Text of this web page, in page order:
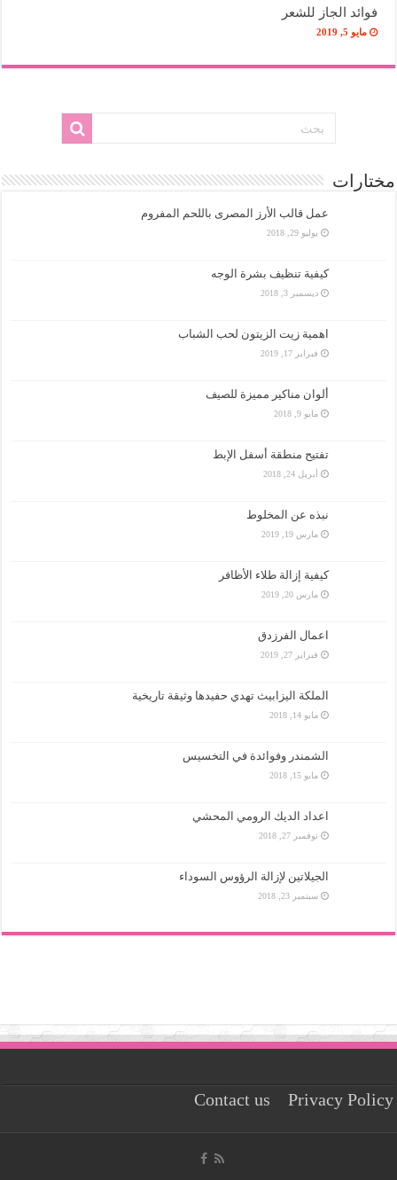
فوائد الجاز للشعر
مايو 5, 2019
مختارات
عمل قالب الأرز المصرى باللحم المفروم
يوليو 29, 2018
كيفية تنظيف بشرة الوجه
ديسمبر 3, 2018
اهمية زيت الزيتون لحب الشباب
فبراير 17, 2019
ألوان مناكير مميزة للصيف
مايو 9, 2018
تفتيح منطقة أسفل الإبط
أبريل 24, 2018
نبذه عن المخلوط
مارس 19, 2019
كيفية إزالة طلاء الأظافر
مارس 20, 2019
اعمال الفرزدق
فبراير 27, 2019
الملكة اليزابيث تهدي حفيدها وثيقة تاريخية
مايو 14, 2018
الشمندر وفوائدة في التخسيس
مايو 15, 2018
اعداد الديك الرومي المحشي
نوفمبر 27, 2018
الجيلاتين لإزالة الرؤوس السوداء
سبتمبر 23, 2018
Contact us Privacy Policy